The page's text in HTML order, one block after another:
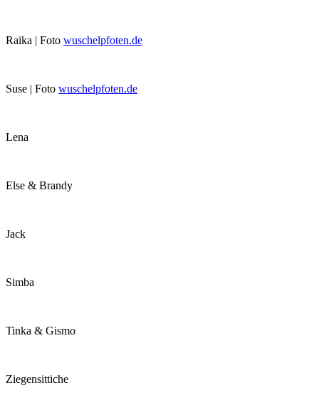
Raika | Foto wuschelpfoten.de
Suse | Foto wuschelpfoten.de
Lena
Else & Brandy
Jack
Simba
Tinka & Gismo
Ziegensittiche